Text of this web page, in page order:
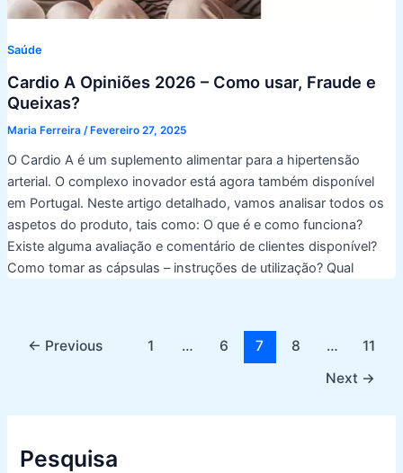
Saúde
Cardio A Opiniões 2026 – Como usar, Fraude e
Queixas?
Maria Ferreira /Fevereiro 27, 2025
O Cardio A é um suplemento alimentar para a hipertensão
arterial. O complexo inovador está agora também disponível
em Portugal. Neste artigo detalhado, vamos analisar todos os
aspetos do produto, tais como: O que é e como funciona?
Existe alguma avaliação e comentário de clientes disponível?
Como tomar as cápsulas – instruções de utilização? Qual
Post← Previous 1 … 6 7 8 …
11
Next →
Pesquisa